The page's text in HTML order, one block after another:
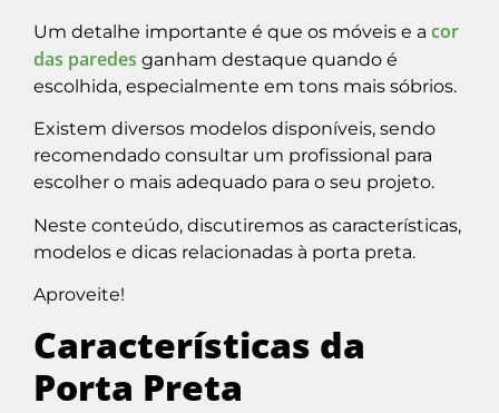
Um detalhe importante é que os móveis e a cor
das paredes ganham destaque quando é
escolhida, especialmente em tons mais sóbrios.
Existem diversos modelos disponíveis, sendo
recomendado consultar um profissional para
escolher o mais adequado para o seu projeto.
Neste conteúdo, discutiremos as características,
modelos e dicas relacionadas à porta preta.
Aproveite!
Características da
Porta Preta